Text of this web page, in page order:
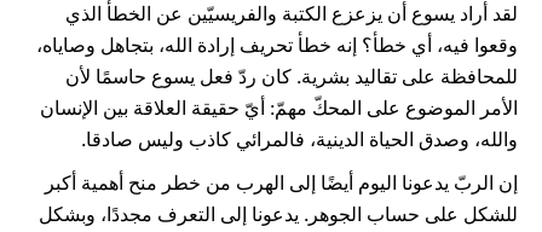
لقد أراد يسوع أن يزعزع الكتبة والفريسيّين عن الخطأ الذي
وقعوا فيه، أي خطأ؟ إنه خطأ تحريف إرادة الله، بتجاهل وصاياه،
للمحافظة على تقاليد بشرية. كان ردّ فعل يسوع حاسمًا لأن
الأمر الموضوع على المحكّ مهمّ: أيّ حقيقة العلاقة بين الإنسان
والله، وصدق الحياة الدينية، فالمرائي كاذب وليس صادقا.
إن الربّ يدعونا اليوم أيضًا إلى الهرب من خطر منح أهمية أكبر
للشكل على حساب الجوهر. يدعونا إلى التعرف مجددًا، وبشكل